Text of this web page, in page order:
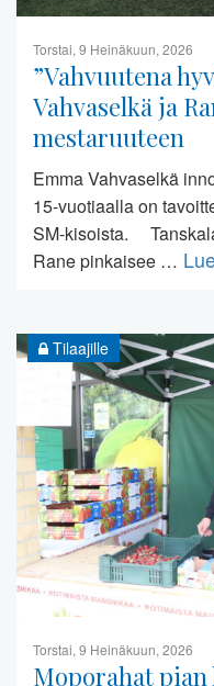
Torstai, 9 Heinäkuun, 2026
”Vahvuutena
Vahvaselkä ja
mestaruuteen
Emma Vahvaselkä
15-vuotiaalla on
SM-kisoista.
Rane pinkaisee …
Tilaajille
Torstai, 9 Heinäkuun, 2026
Moporahat pian